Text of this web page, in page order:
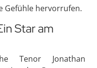
Gefühle hervorrufen.
Star am
Tenor Jonathan